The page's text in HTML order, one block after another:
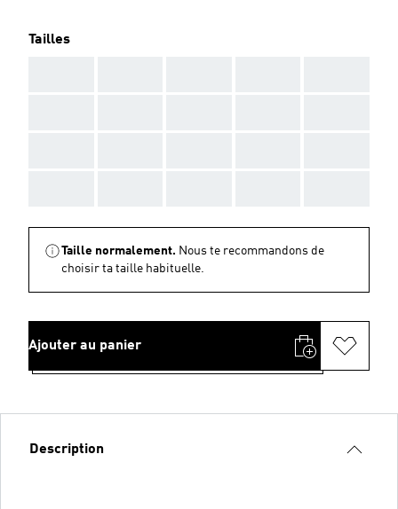
Tailles
Taille normalement. Nous te recommandons de
choisir ta taille habituelle.
Ajouter au panier
Description